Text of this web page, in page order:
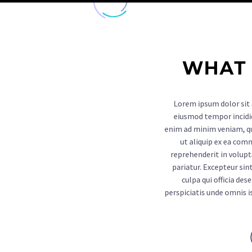
WHAT
Lorem ipsum dolor
eiusmod tempor
enim ad minim veniam,
ut aliquip ex ea
reprehenderit in
pariatur. Excepteur
culpa qui officia
perspiciatis unde omnis